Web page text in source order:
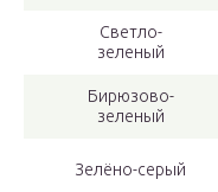
Светло-
зеленый
Бирюзово-
зеленый
Зелёно-серый